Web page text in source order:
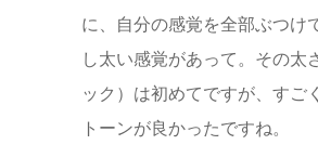
に、自分の感覚を全部ぶつけ
し太い感覚があって。その太
ック）は初めてですが、すご
トーンが良かったですね。